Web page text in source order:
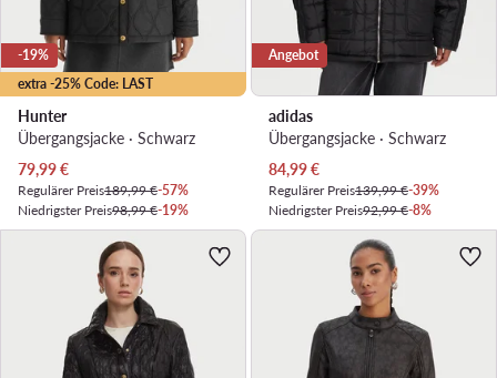
extra -25% Code: LAST
-19%
Hunter
Übergangsjacke · Schwarz
Aktueller Preis
79,99€
Regulärer Preis189,99 €-57%
Niedrigster Preis98,99 €-19%
Angebot
adidas
Übergangsjacke · Schwarz
Aktueller Preis
84,99€
Regulärer Preis139,99 €-39%
Niedrigster Preis92,99 €-8%